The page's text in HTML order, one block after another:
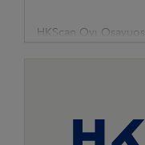
HKScan Oyj